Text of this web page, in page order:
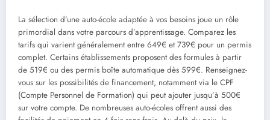
La sélection d’une auto-école adaptée à vos besoins joue un rôle
primordial dans votre parcours d’apprentissage. Comparez les
tarifs qui varient généralement entre 649€ et 739€ pour un permis
complet. Certains établissements proposent des formules à partir
de 519€ ou des permis boîte automatique dès 599€. Renseignez-
vous sur les possibilités de financement, notamment via le CPF
(Compte Personnel de Formation) qui peut ajouter jusqu’à 500€
sur votre compte. De nombreuses auto-écoles offrent aussi des